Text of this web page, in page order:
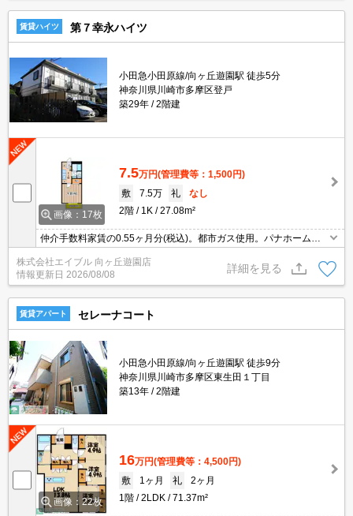
賃貸ハイツ 第７幸永ハイツ
小田急小田原線/向ヶ丘遊園駅 徒歩5分
神奈川県川崎市多摩区登戸
築29年
2階建
画像：17枚
7.5万円(管理費等：1,500円)
敷
7.5万 礼
なし
2階
1K 27.08m²
仲介手数料家賃の0.55ヶ月分(税込)。都市ガス使用。パナホーム施
工。独立洗面台。TVモニター付インターホン。ローソンへ160m。
ライフへ400m。
株式会社エイブル 向ヶ丘遊園店
情報更新日 2026/08/08
詳細を見る
賃貸アパート セレーナコート
小田急小田原線/向ヶ丘遊園駅 徒歩9分
神奈川県川崎市多摩区東生田１丁目
築13年
2階建
画像：22枚
16万円(管理費等：4,500円)
敷
1ヶ月 礼
2ヶ月
1階
2LDK 71.37m²